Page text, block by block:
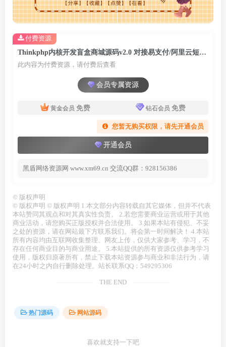
Thinkphp内核开发盲盒商城源码v2.0 对接易支付/阿里云短信/七牛云存储
此内容为付费资源，请付费后查看
会员专属资源
黄金会员 免费 钻石会员 免费
您暂无购买权限，请先开通会员
开通会员
黑盾网络资源网 www.xm69.cn 交流QQ群：928156386
付费资源
© 版权声明
© 版权声明 © 版权声明 1.本文部分内容转载自其它媒体，但并不代表
本站赞同其观点和对其真实性负责。 2.若您需要商业运营或用于其他
商业活动，请您购买正版授权并合法使用。 3.如果本站有侵犯、不妥
之处的资源，请在网站最下方联系我们。将会第一时间解决！ 4.本站
所有内容均由互联网收集整理、网友上传，仅供大家参考、学习，不
存在任何商业目的与商业用途。 5.本站提供的所有资源仅供参考学习
使用，版权归原著所有，禁止下载本站资源参与商业和非法行为，请
在24小时之内自行删除处理。站长联系QQ：549295306
THE END
热门源码 网站源码
喜欢就支持一下吧